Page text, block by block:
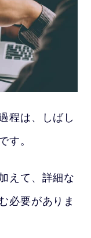
程は、しばし
。
えて、詳細な
必要がありま